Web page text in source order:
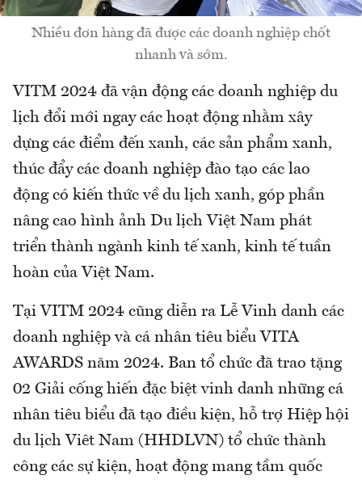
Nhiều đơn hàng đã được các doanh nghiệp chốt
nhanh và sớm.
VITM 2024 đã vận động các doanh nghiệp du
lịch đổi mới ngay các hoạt động nhằm xây
dựng các điểm đến xanh, các sản phẩm xanh,
thúc đẩy các doanh nghiệp đào tạo các lao
động có kiến thức về du lịch xanh, góp phần
nâng cao hình ảnh Du lịch Việt Nam phát
triển thành ngành kinh tế xanh, kinh tế tuần
hoàn của Việt Nam.
Tại VITM 2024 cũng diễn ra Lễ Vinh danh các
doanh nghiệp và cá nhân tiêu biểu VITA
AWARDS năm 2024. Ban tổ chức đã trao tặng
02 Giải cống hiến đặc biệt vinh danh những cá
nhân tiêu biểu đã tạo điều kiện, hỗ trợ Hiệp hội
du lịch Viêt Nam (HHDLVN) tổ chức thành
công các sự kiện, hoạt động mang tầm quốc